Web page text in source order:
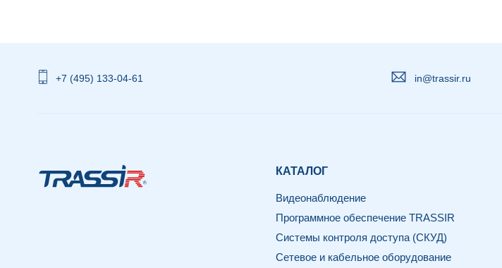
+7 (495) 133-04-61 in@trassir.ru
КАТАЛОГ
Видеонаблюдение
Программное обеспечение TRASSIR
Системы контроля доступа (СКУД)
Сетевое и кабельное оборудование